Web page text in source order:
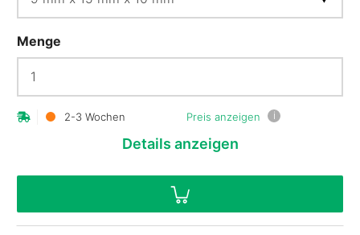
Menge
Preis anzeigen i
2-3 Wochen
Details anzeigen